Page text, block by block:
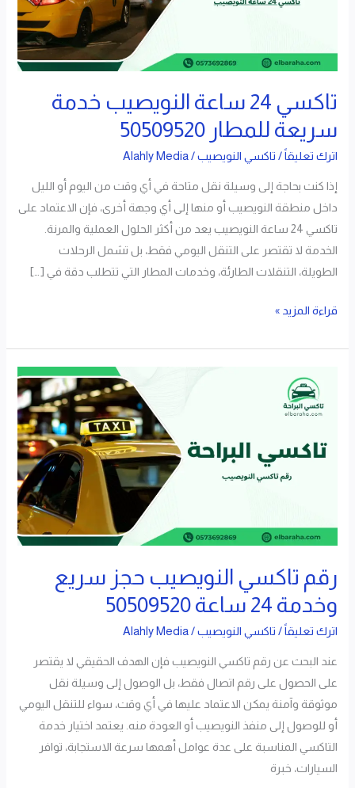
تاكسي 24 ساعة النويصيب خدمة
سريعة للمطار 50509520
اترك تعليقاً / تاكسي النويصيب/
Alahly Media
إذا كنت بحاجة إلى وسيلة نقل متاحة في أي وقت من اليوم أو الليل
داخل منطقة النويصيب أو منها إلى أي وجهة أخرى، فإن الاعتماد على
تاكسي 24 ساعة النويصيب يعد من أكثر الحلول العملية والمرنة.
الخدمة لا تقتصر على التنقل اليومي فقط، بل تشمل الرحلات
الطويلة، التنقلات الطارئة، وخدمات المطار التي تتطلب دقة في […]
50509520
قراءة المزيد »
رقم تاكسي النويصيب حجز سريع
وخدمة 24 ساعة 50509520
اترك تعليقاً / تاكسي النويصيب/
Alahly Media
عند البحث عن رقم تاكسي النويصيب فإن الهدف الحقيقي لا يقتصر
على الحصول على رقم اتصال فقط، بل الوصول إلى وسيلة نقل
موثوقة وآمنة يمكن الاعتماد عليها في أي وقت، سواء للتنقل اليومي
أو للوصول إلى منفذ النويصيب أو العودة منه. يعتمد اختيار خدمة
التاكسي المناسبة على عدة عوامل أهمها سرعة الاستجابة، توافر
السيارات، خبرة
تاكسي
النويصيب
حجز
سريع
ساعة
50509520